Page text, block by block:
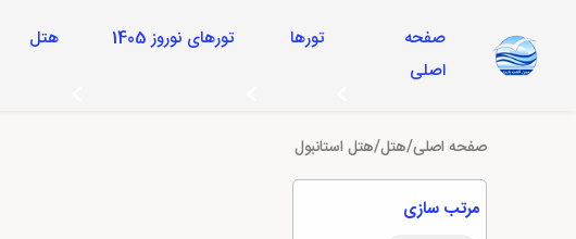
صفحه
اصلی
تورها تورهای نوروز 1405 هتل
صفحه اصلی/هتل/هتل استانبول
مرتب سازی